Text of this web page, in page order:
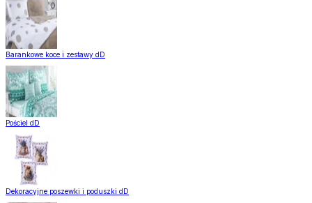
Barankowe koce i zestawy dD
Pościel dD
Dekoracyjne poszewki i poduszki dD